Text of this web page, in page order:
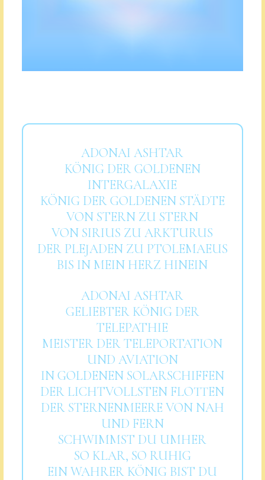
ADONAI ASHTAR
KÖNIG DER GOLDENEN
INTERGALAXIE
KÖNIG DER GOLDENEN STÄDTE
VON STERN ZU STERN
VON SIRIUS ZU ARKTURUS
DER PLEJADEN ZU PTOLEMAEUS
BIS IN MEIN HERZ HINEIN
ADONAI ASHTAR
GELIEBTER KÖNIG DER
TELEPATHIE
MEISTER DER TELEPORTATION
UND AVIATION
IN GOLDENEN SOLARSCHIFFEN
DER LICHTVOLLSTEN FLOTTEN
DER STERNENMEERE VON NAH
UND FERN
SCHWIMMST DU UMHER
SO KLAR, SO RUHIG
EIN WAHRER KÖNIG BIST DU